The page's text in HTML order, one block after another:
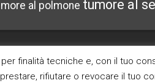
SITO
Archivi
finalità tecniche e, con il tuo
rifiutare o revocare il tuo